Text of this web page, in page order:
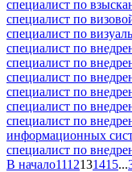
специалист по
специалист по
специалист по
специалист по
специалист по
специалист по
специалист по
специалист по
специалист по
информационных
специалист по
В начало1112131415...